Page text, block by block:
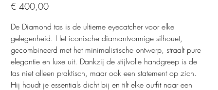
€ 400,00
De Diamond tas is de ultieme eyecatcher voor elke
gelegenheid. Het iconische diamantvormige silhouet,
gecombineerd met het minimalistische ontwerp, straalt pure
elegantie en luxe uit. Dankzij de stijlvolle handgreep is de
tas niet alleen praktisch, maar ook een statement op zich.
Hij houdt je essentials dicht bij en tilt elke outfit naar een